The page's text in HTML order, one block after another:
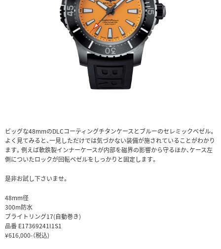
ビッグな48mmのDLCコーティングチタンケースとブルーのセレミックベゼル。
よく見てみると、一見しただけでは気づかない装備が施されていることがわかり
ます。例えば軟鉄製インナーケースが内部を磁界の影響から守るほか、ケース左
側についたロックが回転ベゼルをしっかりと固定します。
是非お試し下さいませ。
48mm径
300m防水
ブライトリング17(自動巻き)
品番 E17369241I1S1
¥616,000-（税込)